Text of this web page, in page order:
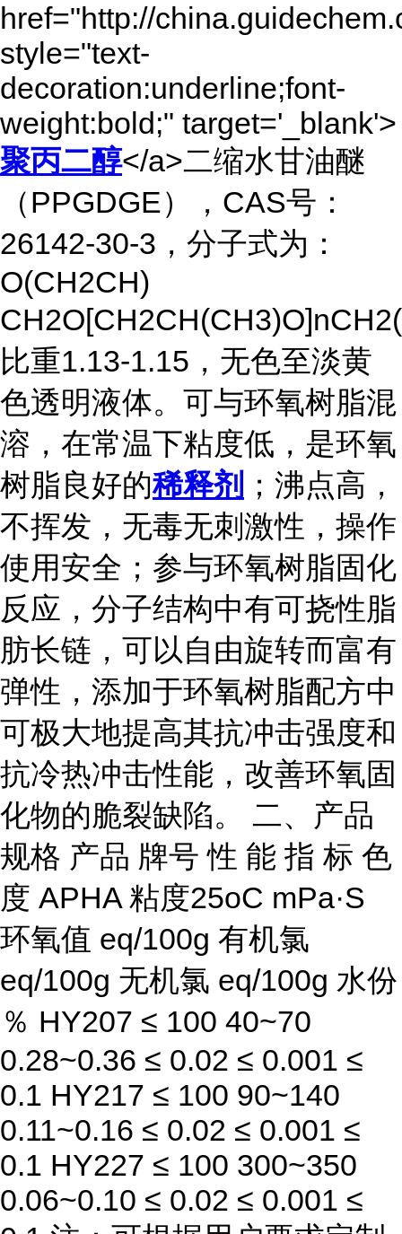
href="http://
style="text-
decoration:underline;font-
weight:bold;" target='_blank'>
聚丙二醇</a>二缩水甘油醚
（PPGDGE），CAS号：
26142-30-3，分子式为：
O(CH2CH)
比重1.13-1.15，无色至淡黄
色透明液体。可与环氧树脂混
溶，在常温下粘度低，是环氧
树脂良好的稀释剂 ；沸点高，
不挥发，无毒无刺激性，操作
使用安全；参与环氧树脂固化
反应，分子结构中有可挠性脂
肪长链，可以自由旋转而富有
弹性，添加于环氧树脂配方中
可极大地提高其抗冲击强度和
抗冷热冲击性能，改善环氧固
化物的脆裂缺陷。 二、产品
规格 产品 牌号 性 能 指 标 色
度 APHA 粘度25oC mPa·S
环氧值 eq/100g 有机氯
eq/100g 无机氯 eq/100g 水份
％ HY207 ≤ 100 40~70
0.28~0.36 ≤ 0.02 ≤ 0.001 ≤
0.1 HY217 ≤ 100 90~140
0.11~0.16 ≤ 0.02 ≤ 0.001 ≤
0.1 HY227 ≤ 100 300~350
0.06~0.10 ≤ 0.02 ≤ 0.001 ≤